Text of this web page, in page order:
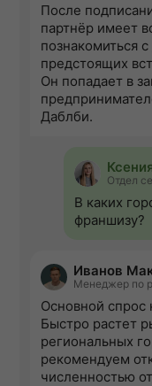
После
партнёр имеет
познакомиться
предстоящих
Он попадает в
Даблби.
Отдел
В каких
франшизу?
Иванов
Менеджер по
Основной спрос
Быстро растет
региональных
рекомендуем
численностью